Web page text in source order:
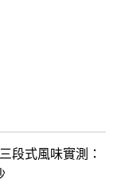
段式風味實測：